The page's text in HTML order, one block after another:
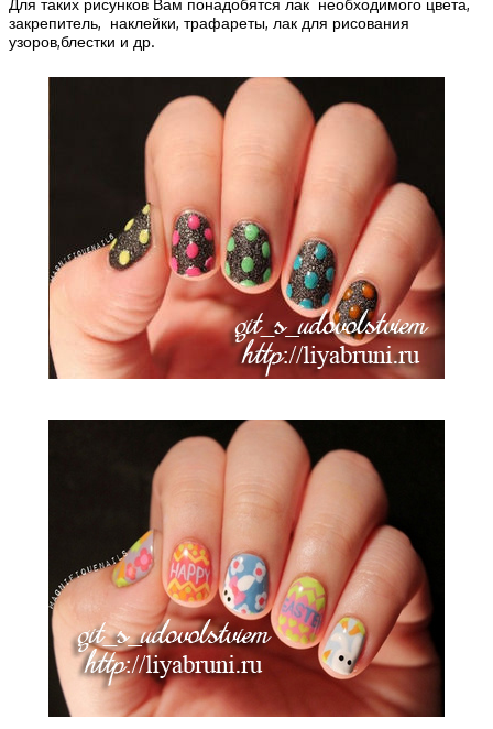
Для таких рисунков Вам понадобятся лак необходимого цвета,
закрепитель, наклейки, трафареты, лак для рисования
узоров,блестки и др.